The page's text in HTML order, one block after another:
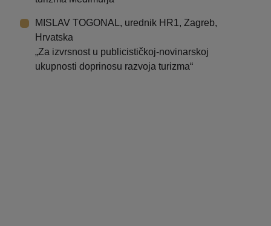
MISLAV TOGONAL, urednik HR1, Zagreb,
Hrvatska
„Za izvrsnost u publicističkoj-novinarskoj
ukupnosti doprinosu razvoja turizma“